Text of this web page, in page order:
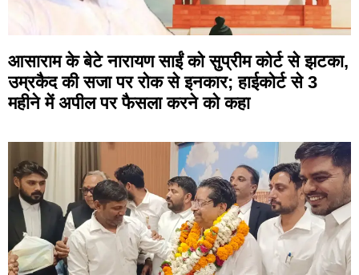
आसाराम के बेटे नारायण साईं को सुप्रीम कोर्ट से झटका,
उम्रकैद की सजा पर रोक से इनकार; हाईकोर्ट से 3
महीने में अपील पर फैसला करने को कहा